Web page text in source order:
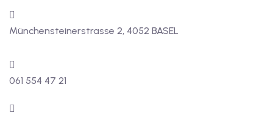
Münchensteinerstrasse 2, 4052 BASEL
061 554 47 21